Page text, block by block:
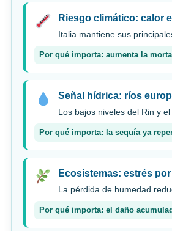
Riesgo climático: calor
Italia mantiene sus
Por qué importa: aumenta la
Señal hídrica: ríos
Los bajos niveles del Rin y
Por qué importa: la sequía ya
Ecosistemas: estrés
La pérdida de humedad
Por qué importa: el daño